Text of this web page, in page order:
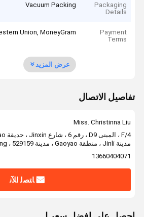
Packaging
Details
Vacuum Packing
Payment
Terms
Union, MoneyGram
عرض المزيد
تفاصيل الاتصال
Miss. Christinna Liu
مدينة Jinli ، منطقة Gaoyao ، مدينة Zhaoqing ، 529159
13660404071
ﺎﺘﺼﻟ ﺍﻶﻧ